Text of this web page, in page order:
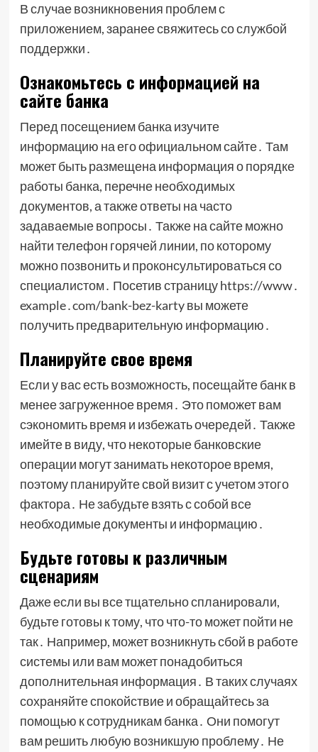
В случае возникновения проблем с
приложением, заранее свяжитесь со службой
поддержки․
Ознакомьтесь с информацией на
сайте банка
Перед посещением банка изучите
информацию на его официальном сайте․ Там
может быть размещена информация о порядке
работы банка, перечне необходимых
документов, а также ответы на часто
задаваемые вопросы․ Также на сайте можно
найти телефон горячей линии, по которому
можно позвонить и проконсультироваться со
специалистом․ Посетив страницу https://www․
example․com/bank-bez-karty вы можете
получить предварительную информацию․
Планируйте свое время
Если у вас есть возможность, посещайте банк в
менее загруженное время․ Это поможет вам
сэкономить время и избежать очередей․ Также
имейте в виду, что некоторые банковские
операции могут занимать некоторое время,
поэтому планируйте свой визит с учетом этого
фактора․ Не забудьте взять с собой все
необходимые документы и информацию․
Будьте готовы к различным
сценариям
Даже если вы все тщательно спланировали,
будьте готовы к тому, что что-то может пойти не
так․ Например, может возникнуть сбой в работе
системы или вам может понадобиться
дополнительная информация․ В таких случаях
сохраняйте спокойствие и обращайтесь за
помощью к сотрудникам банка․ Они помогут
вам решить любую возникшую проблему․ Не